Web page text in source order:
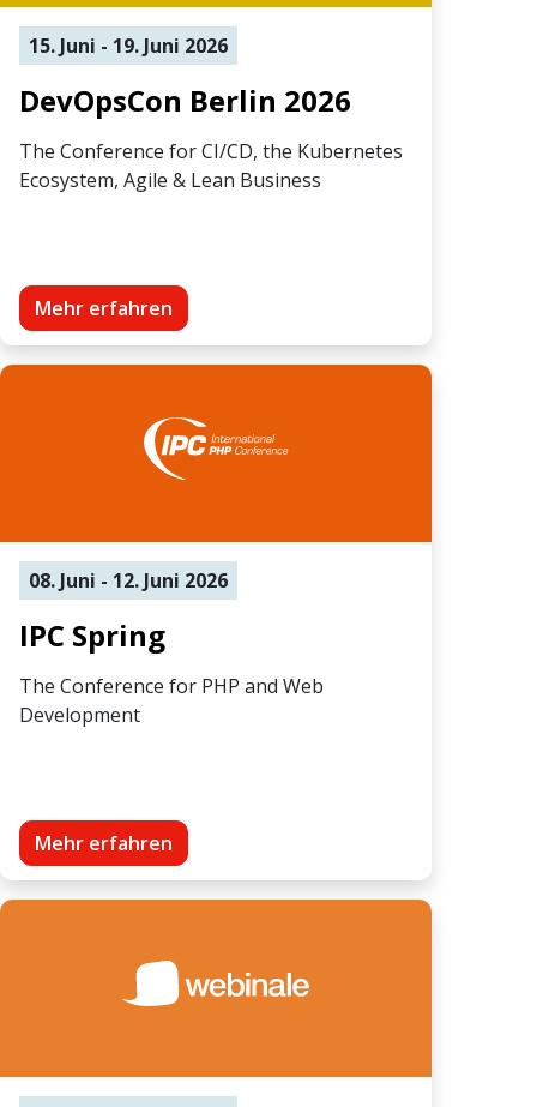
15. Juni - 19. Juni 2026
DevOpsCon Berlin 2026
The Conference for CI/CD, the Kubernetes
Ecosystem, Agile & Lean Business
Mehr erfahren
08. Juni - 12. Juni 2026
IPC Spring
The Conference for PHP and Web
Development
Mehr erfahren